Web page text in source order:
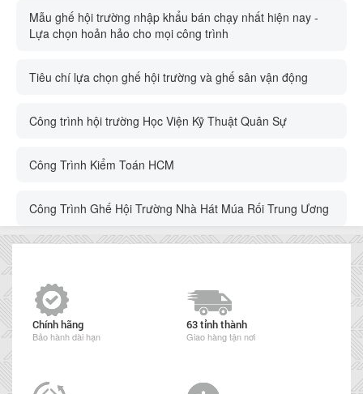
Mẫu ghế hội trường nhập khẩu bán chạy nhất hiện nay -
Lựa chọn hoản hảo cho mọi công trình
Tiêu chí lựa chọn ghế hội trường và ghế sân vận động
Công trình hội trường Học Viện Kỹ Thuật Quân Sự
Công Trình Kiểm Toán HCM
Công Trình Ghế Hội Trường Nhà Hát Múa Rối Trung Ương
Chính hãng
Bảo hành dài hạn
63 tỉnh thành
Giao hàng tận nơi